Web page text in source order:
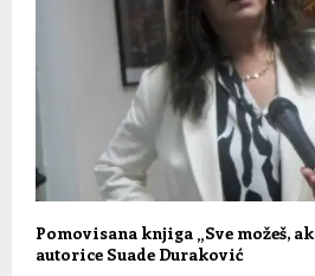
Pomovisana knjiga „Sve možeš,
autorice Suade Duraković